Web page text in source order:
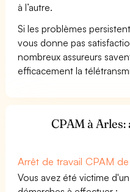
à l’autre.
Si les problèmes
vous donne pas
nombreux assureurs
efficacement la
CPAM à
Arrêt de travail CPAM
Vous avez été victime